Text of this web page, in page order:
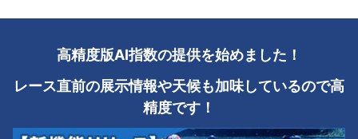
高精度版AI指数の提供を始めました！
レース直前の展示情報や天候も加味しているので高
精度です！